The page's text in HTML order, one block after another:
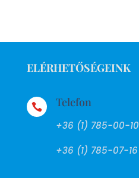
ELÉRHETŐSÉGEINK
 Telefon
+36 (1) 785-00-10
+36 (1) 785-07-16